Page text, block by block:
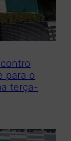
para o
terça-